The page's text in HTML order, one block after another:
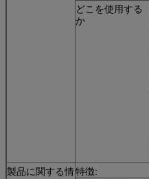
どこを使用する
か
製品に関する情特徴: